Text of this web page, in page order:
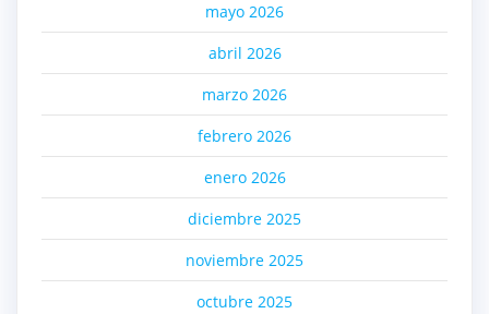
mayo 2026
abril 2026
marzo 2026
febrero 2026
enero 2026
diciembre 2025
noviembre 2025
octubre 2025